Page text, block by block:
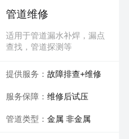
管道维修
适用于管道漏水补焊，漏点
查找，管道探测等
提供服务： 故障排查+维修
服务保障： 维修后试压
管道类型： 金属 非金属